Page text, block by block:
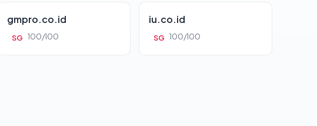
gmpro.co.id
SG 100/100
iu.co.id
SG 100/100